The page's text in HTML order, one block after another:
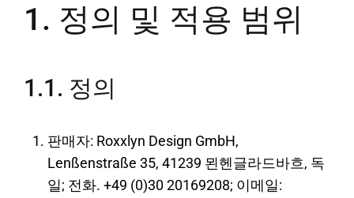
1. 정의 및 적용 범위
1.1. 정의
판매자: Roxxlyn Design GmbH,
Lenßenstraße 35, 41239 묀헨글라드바흐, 독
일; 전화. +49 (0)30 20169208; 이메일: